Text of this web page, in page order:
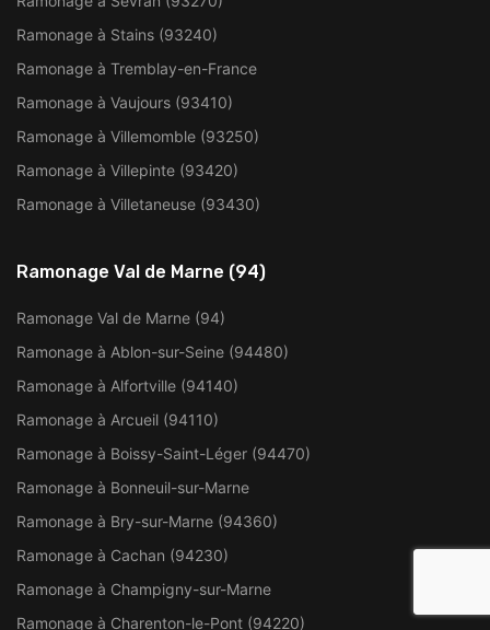
Ramonage à Stains (93240)
Ramonage à Tremblay-en-France
Ramonage à Vaujours (93410)
Ramonage à Villemomble (93250)
Ramonage à Villepinte (93420)
Ramonage à Villetaneuse (93430)
Ramonage Val de Marne (94)
Ramonage Val de Marne (94)
Ramonage à Ablon-sur-Seine (94480)
Ramonage à Alfortville (94140)
Ramonage à Arcueil (94110)
Ramonage à Boissy-Saint-Léger (94470)
Ramonage à Bonneuil-sur-Marne
Ramonage à Bry-sur-Marne (94360)
Ramonage à Cachan (94230)
Ramonage à Champigny-sur-Marne
Ramonage à Charenton-le-Pont (94220)